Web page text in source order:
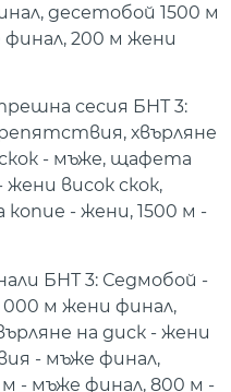
десетобой 1500 м
200 м жени
сесия БНТ 3:
хвърляне
- мъже, щафета
висок скок,
копие - жени, 1500 м -
БНТ 3: Седмобой -
000 м жени финал,
на диск - жени
- мъже финал,
- мъже финал, 800 м -